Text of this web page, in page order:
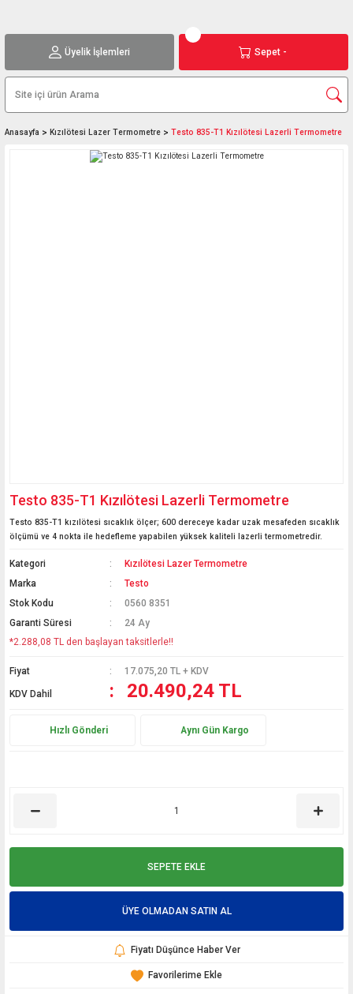
Üyelik İşlemleri Sepet -
Anasayfa Kızılötesi Lazer Termometre Testo 835-T1 Kızılötesi Lazerli Termometre
Testo 835-T1 Kızılötesi Lazerli Termometre
Testo 835-T1 kızılötesi sıcaklık ölçer; 600 dereceye kadar uzak mesafeden sıcaklık
ölçümü ve 4 nokta ile hedefleme yapabilen yüksek kaliteli lazerli termometredir.
Kategori
Kızılötesi Lazer Termometre
Marka
Testo
Stok Kodu
0560 8351
Garanti Süresi
24 Ay
*2.288,08 TL den başlayan taksitlerle!!
Fiyat 17.075,20 TL + KDV
KDV Dahil 20.490,24 TL
Hızlı Gönderi Aynı Gün Kargo
SEPETE EKLE
ÜYE OLMADAN SATIN AL
Fiyatı Düşünce Haber Ver